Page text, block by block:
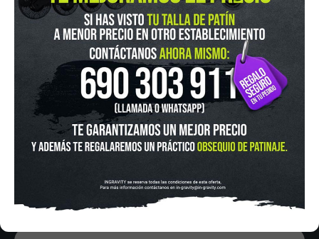
IN-GRAVITY MADRID RETIRO
Pza. Mariano de Cavia, 2
915 524 553
in-gravity@in-gravity.com
HORARIO
Lunes a Viernes de 12:00 - 20:30
Sabado De 10:00 - 20:30
Domingo 10:00-15:00